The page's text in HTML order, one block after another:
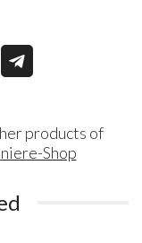
products of
Shop